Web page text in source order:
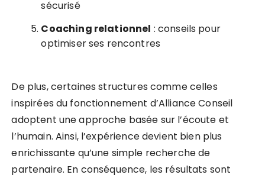
sécurisé
Coaching relationnel : conseils pour
optimiser ses rencontres
De plus, certaines structures comme celles
inspirées du fonctionnement d’Alliance Conseil
adoptent une approche basée sur l’écoute et
l’humain. Ainsi, l’expérience devient bien plus
enrichissante qu’une simple recherche de
partenaire. En conséquence, les résultats sont